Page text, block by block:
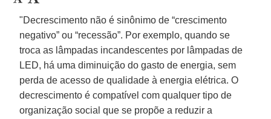
"Decrescimento não é sinônimo de “crescimento
negativo” ou “recessão”. Por exemplo, quando se
troca as lâmpadas incandescentes por lâmpadas de
LED, há uma diminuição do gasto de energia, sem
perda de acesso de qualidade à energia elétrica. O
decrescimento é compatível com qualquer tipo de
organização social que se propõe a reduzir a